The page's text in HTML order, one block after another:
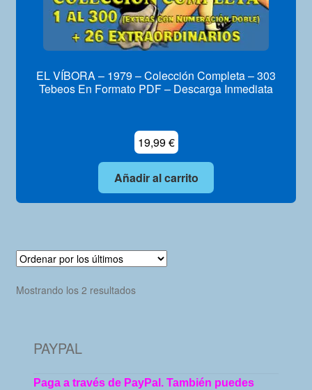
EL VÍBORA – 1979 – Colección Completa – 303
Tebeos En Formato PDF – Descarga Inmediata
19,99€
Añadir al carrito
Mostrando los 2 resultadosOrdenado
PAYPAL
Paga a través de PayPal. También puedes